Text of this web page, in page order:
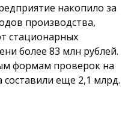
накопило за
производства,
стационарных
более 83 млн рублей.
формам проверок на
составили еще 2,1 млрд.